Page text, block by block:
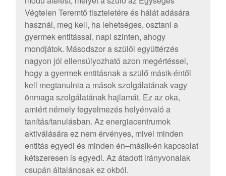
Végtelen Teremtő tiszteletére és hálát adására
használ, meg kell, ha lehetséges, osztani a
gyermek entitással, napi szinten, ahogy
mondjátok. Másodszor a szülői együttérzés
nagyon jól ellensúlyozható azon megértéssel,
hogy a gyermek entitásnak a szülő másik-éntől
kell megtanulnia a mások szolgálatának vagy
önmaga szolgálatának hajlamát. Ez az oka,
amiért némely fegyelmezés helyénvaló a
tanítás/tanulásban. Az energiacentrumok
aktiválására ez nem érvényes, mivel minden
entitás egyedi és minden én–másik-én kapcsolat
kétszeresen is egyedi. Az átadott irányvonalak
csupán általánosak ez okból.